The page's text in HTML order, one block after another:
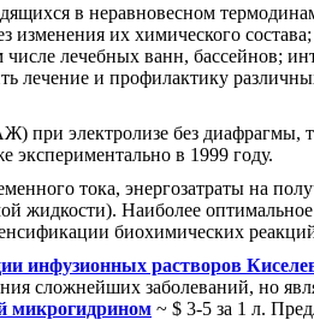
в неравновесном
их химического
лечебных ванн, бассейнов;
лечение и профилактику
при электролизе без диафрагмы,
в 1999 году.
тока, энергозатраты на
жидкости). Наиболее
биохимических
инфузионных растворов
сложнейших заболеваний, но
микрогидрином ~ $ 3-5 за 1 л.